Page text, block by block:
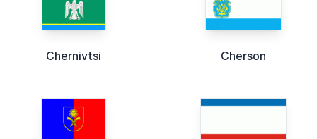
Chernivtsi Cherson